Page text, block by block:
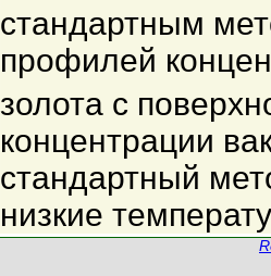
стандартным
профилей
золота с
концентрации
стандартный
низкие